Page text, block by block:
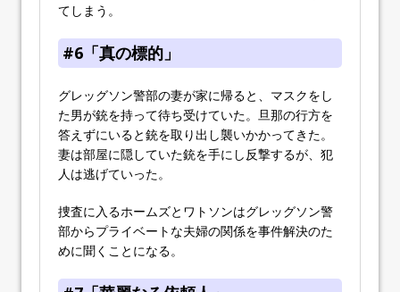
てしまう。
#6「真の標的」
グレッグソン警部の妻が家に帰ると、マスクをし
た男が銃を持って待ち受けていた。旦那の行方を
答えずにいると銃を取り出し襲いかかってきた。
妻は部屋に隠していた銃を手にし反撃するが、犯
人は逃げていった。
捜査に入るホームズとワトソンはグレッグソン警
部からプライベートな夫婦の関係を事件解決のた
めに聞くことになる。